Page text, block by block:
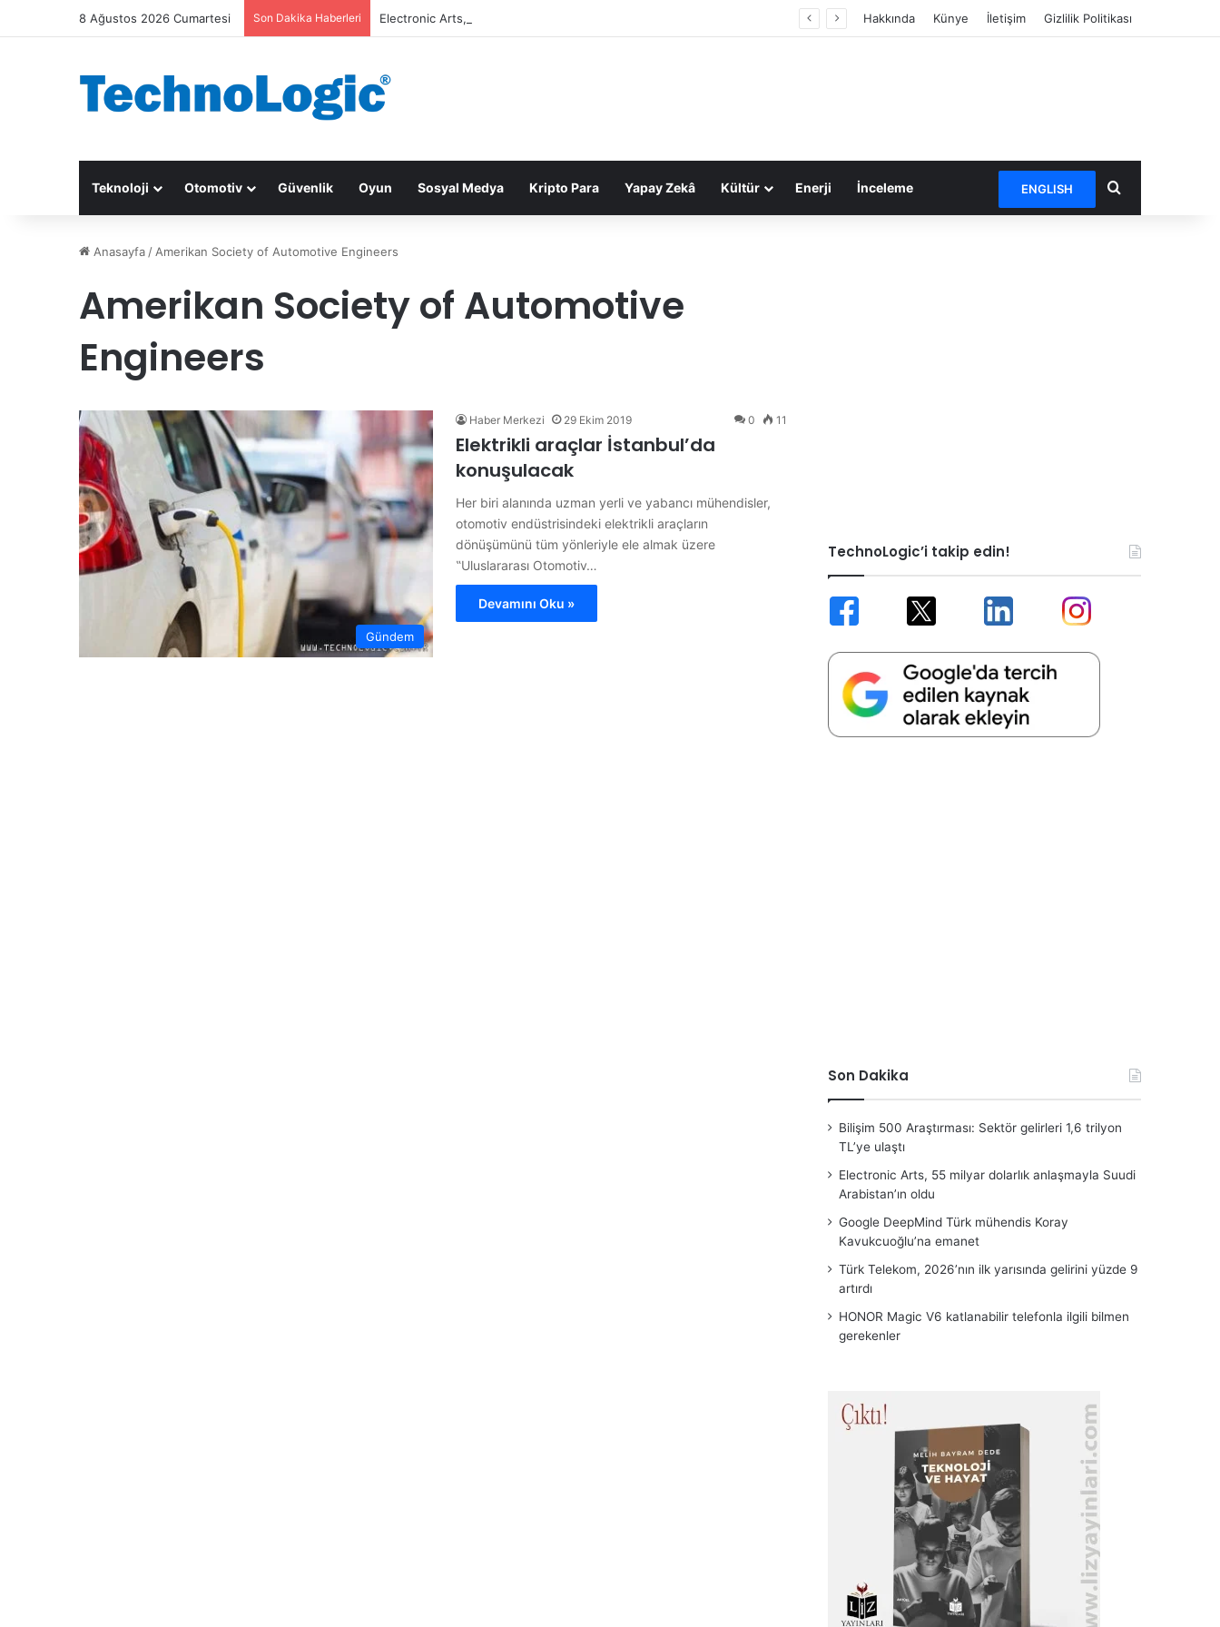
8 Ağustos 2026 Cumartesi Son Dakika Haberleri Electronic Arts, 55 milyar dolarlık anlaşmayla Suudi Arabistan’ın oldu Hakkında Künye İletişim Gizlilik Politikası
Teknoloji Otomotiv Güvenlik Oyun Sosyal Medya Kripto Para Yapay Zekâ Kültür Enerji İnceleme ENGLISH Arama yap ...
Anasayfa / Amerikan Society of Automotive Engineers
Amerikan Society of Automotive
Engineers
Gündem
Haber Merkezi 29 Ekim 2019 0 11
Elektrikli araçlar İstanbul’da
konuşulacak
Her biri alanında uzman yerli ve yabancı mühendisler,
otomotiv endüstrisindeki elektrikli araçların
dönüşümünü tüm yönleriyle ele almak üzere
‟Uluslararası Otomotiv…
Devamını Oku »
TechnoLogic’i takip edin!
Son Dakika
Bilişim 500 Araştırması: Sektör gelirleri 1,6 trilyon
TL’ye ulaştı
Electronic Arts, 55 milyar dolarlık anlaşmayla Suudi
Arabistan’ın oldu
Google DeepMind Türk mühendis Koray
Kavukcuoğlu’na emanet
Türk Telekom, 2026’nın ilk yarısında gelirini yüzde 9
artırdı
HONOR Magic V6 katlanabilir telefonla ilgili bilmen
gerekenler